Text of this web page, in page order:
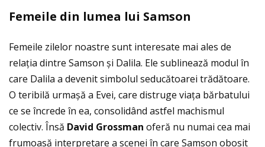
Femeile din lumea lui Samson
Femeile zilelor noastre sunt interesate mai ales de
relaţia dintre Samson și Dalila. Ele sublinează modul în
care Dalila a devenit simbolul seducătoarei trădătoare.
O teribilă urmașă a Evei, care distruge viaţa bărbatului
ce se încrede în ea, consolidând astfel machismul
colectiv. Însă David Grossman oferă nu numai cea mai
frumoasă interpretare a scenei în care Samson obosit